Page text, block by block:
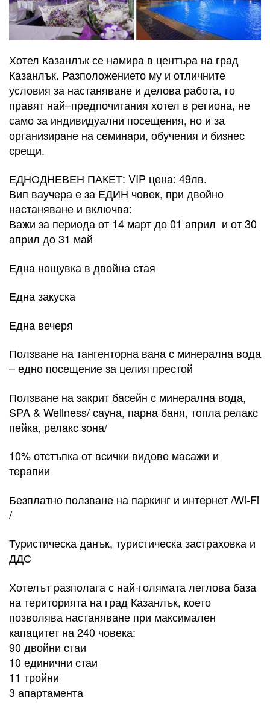
Хотел Казанлък се намира в центъра на град
Казанлък. Разположението му и отличните
условия за настаняване и делова работа, го
правят най–предпочитания хотел в региона, не
само за индивидуални посещения, но и за
организиране на семинари, обучения и бизнес
срещи.
ЕДНОДНЕВЕН ПАКЕТ: VIP цена: 49лв.
Вип ваучера е за ЕДИН човек, при двойно
настаняване и включва:
Важи за периода от 14 март до 01 април и от 30
април до 31 май
Една нощувка в двойна стая
Една закуска
Една вечеря
Ползване на тангенторна вана с минерална вода
– едно посещение за целия престой
Ползване на закрит басейн с минерална вода,
SPA & Wellness/ сауна, парна баня, топла релакс
пейка, релакс зона/
10% отстъпка от всички видове масажи и
терапии
Безплатно ползване на паркинг и интернет /Wi-Fi
/
Туристическа данък, туристическа застраховка и
ДДС
Хотелът разполага с най-голямата леглова база
на територията на град Казанлък, което
позволява настаняване при максимален
капацитет на 240 човека:
90 двойни стаи
10 единични стаи
11 тройни
3 апартамента